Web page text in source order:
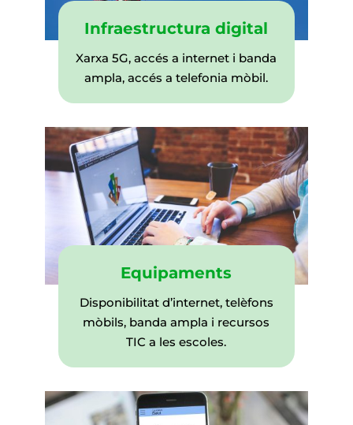
Infraestructura digital
Xarxa 5G, accés a internet i banda
ampla, accés a telefonia mòbil.
Equipaments
Disponibilitat d’internet, telèfons
mòbils, banda ampla i recursos
TIC a les escoles.